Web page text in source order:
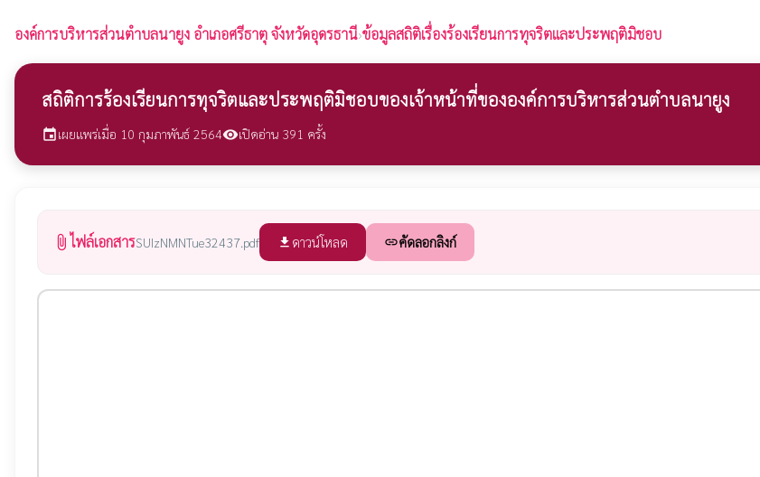
องค์การบริหารส่วนตำบลนายูง อำเภอศรีธาตุ จังหวัดอุดรธานี›ข้อมูลสถิติเรื่องร้องเรียนการทุจริตและประพฤติมิชอบ
สถิติการร้องเรียนการทุจริตและประพฤติมิชอบของเจ้าหน้าที่ขององค์การบริหารส่วนตำบลนายูง
eventเผยแพร่เมื่อ 10 กุมภาพันธ์ 2564visibilityเปิดอ่าน 391 ครั้ง
attach_file ไฟล์เอกสารSUIzNMNTue32437.pdf file_download ดาวน์โหลด linkคัดลอกลิงก์